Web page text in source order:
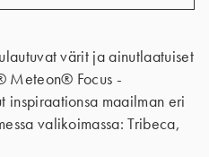
värit ja ainutlaatuiset
Meteon® Focus -
inspiraationsa maailman eri
valikoimassa: Tribeca,